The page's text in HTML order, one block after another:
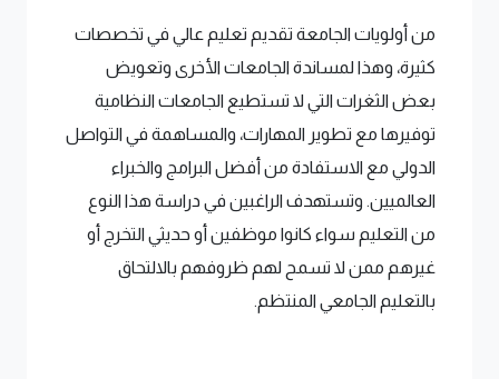
من أولويات الجامعة تقديم تعليم عالي في تخصصات
كثيرة، وهذا لمساندة الجامعات الأخرى وتعويض
بعض الثغرات التي لا تستطيع الجامعات النظامية
توفيرها مع تطوير المهارات، والمساهمة في التواصل
الدولي مع الاستفادة من أفضل البرامج والخبراء
العالميين. وتستهدف الراغبين في دراسة هذا النوع
من التعليم سواء كانوا موظفين أو حديثي التخرج أو
غيرهم ممن لا تسمح لهم ظروفهم بالالتحاق
بالتعليم الجامعي المنتظم.